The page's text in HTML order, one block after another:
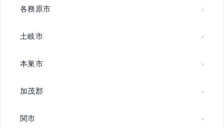
各務原市
土岐市
本巣市
加茂郡
関市